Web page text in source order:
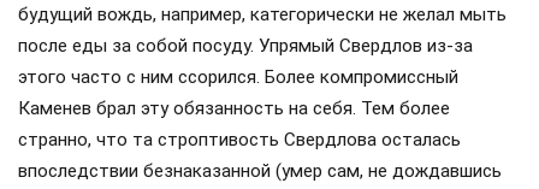
будущий вождь, например, категорически не желал мыть
после еды за собой посуду. Упрямый Свердлов из-за
этого часто с ним ссорился. Более компромиссный
Каменев брал эту обязанность на себя. Тем более
странно, что та строптивость Свердлова осталась
впоследствии безнаказанной (умер сам, не дождавшись